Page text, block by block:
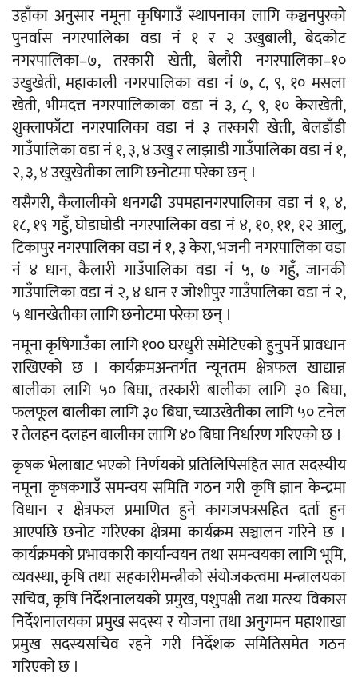
उहाँका अनुसार नमूना कृषिगाउँ स्थापनाका लागि कञ्चनपुरको
पुनर्वास नगरपालिका वडा नं १ र २ उखुबाली, बेदकोट
नगरपालिका–७, तरकारी खेती, बेलौरी नगरपालिका–१०
उखुखेती, महाकाली नगरपालिका वडा नं ७, ८, ९, १० मसला
खेती, भीमदत्त नगरपालिकाका वडा नं ३, ८, ९, १० केराखेती,
शुक्लाफाँटा नगरपालिका वडा नं ३ तरकारी खेती, बेलडाँडी
गाउँपालिका वडा नं १, ३, ४ उखु र लाझाडी गाउँपालिका वडा नं १,
२, ३, ४ उखुखेतीका लागि छनोटमा परेका छन् ।
यसैगरी, कैलालीको धनगढी उपमहानगरपालिका वडा नं १, ४,
१८, १९ गहुँ, घोडाघोडी नगरपालिका वडा नं ४, १०, ११, १२ आलु,
टिकापुर नगरपालिका वडा नं १, ३ केरा, भजनी नगरपालिका वडा
नं ४ धान, कैलारी गाउँपालिका वडा नं ५, ७ गहुँ, जानकी
गाउँपालिका वडा नं २, ४ धान र जोशीपुर गाउँपालिका वडा नं २,
५ धानखेतीका लागि छनोटमा परेका छन् ।
नमूना कृषिगाउँका लागि १०० घरधुरी समेटिएको हुनुपर्ने प्रावधान
राखिएको छ । कार्यक्रमअन्तर्गत न्यूनतम क्षेत्रफल खाद्यान्न
बालीका लागि ५० बिघा, तरकारी बालीका लागि ३० बिघा,
फलफूल बालीका लागि ३० बिघा, च्याउखेतीका लागि ५० टनेल
र तेलहन दलहन बालीका लागि ४० बिघा निर्धारण गरिएको छ ।
कृषक भेलाबाट भएको निर्णयको प्रतिलिपिसहित सात सदस्यीय
नमूना कृषकगाउँ समन्वय समिति गठन गरी कृषि ज्ञान केन्द्रमा
विधान र क्षेत्रफल प्रमाणित हुने कागजपत्रसहित दर्ता हुन
आएपछि छनोट गरिएका क्षेत्रमा कार्यक्रम सञ्चालन गरिने छ ।
कार्यक्रमको प्रभावकारी कार्यान्वयन तथा समन्वयका लागि भूमि,
व्यवस्था, कृषि तथा सहकारीमन्त्रीको संयोजकत्वमा मन्त्रालयका
सचिव, कृषि निर्देशनालयको प्रमुख, पशुपक्षी तथा मत्स्य विकास
निर्देशनालयका प्रमुख सदस्य र योजना तथा अनुगमन महाशाखा
प्रमुख सदस्यसचिव रहने गरी निर्देशक समितिसमेत गठन
गरिएको छ ।